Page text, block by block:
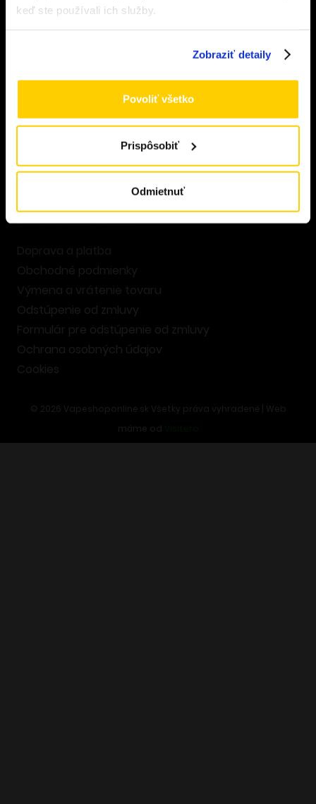
keď ste používali ich služby.
Zobraziť detaily
Povoliť všetko
Prispôsobiť
Odmietnuť
Môj účet
Naše predajne
Kontakty
ZÁKAZNÍCKY SERVIS
Obchodné podmienky
Výmena a vrátenie tovaru
Odstúpenie od zmluvy
Formulár pre odstúpenie od zmluvy
Ochrana osobných údajov
Cookies
© 2026
Vapeshoponline.sk Všetky práva vyhradené | Web
máme od
NIE